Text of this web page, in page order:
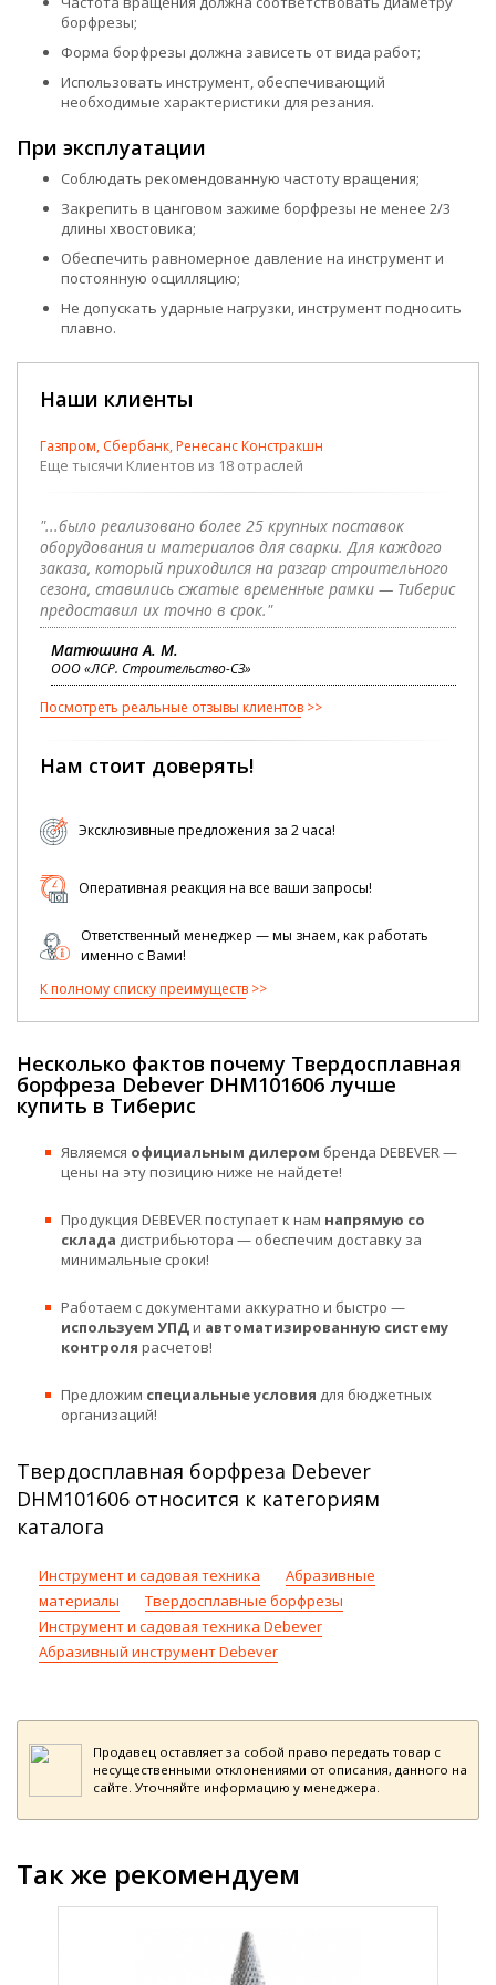
борфрезы;
Форма борфрезы должна зависеть от вида работ;
Использовать инструмент, обеспечивающий
необходимые характеристики для резания.
При эксплуатации
Соблюдать рекомендованную частоту вращения;
Закрепить в цанговом зажиме борфрезы не менее 2/3
длины хвостовика;
Обеспечить равномерное давление на инструмент и
постоянную осцилляцию;
Не допускать ударные нагрузки, инструмент подносить
плавно.
Наши клиенты
Газпром, Сбербанк, Ренесанс Констракшн
Еще тысячи Клиентов из 18 отраслей
"...было реализовано более 25 крупных поставок
оборудования и материалов для сварки. Для каждого
заказа, который приходился на разгар строительного
сезона, ставились сжатые временные рамки — Тиберис
предоставил их точно в срок."
Матюшина А. М.
ООО «ЛСР. Строительство-СЗ»
Посмотреть реальные отзывы клиентов
Нам стоит доверять!
Эксклюзивные предложения за 2 часа!
Оперативная реакция на все ваши запросы!
Ответственный менеджер — мы знаем, как работать
именно с Вами!
К полному списку преимуществ
Несколько фактов почему Твердосплавная
борфреза Debever DHM101606 лучше
купить в Тиберис
Являемся официальным дилером бренда DEBEVER —
цены на эту позицию ниже не найдете!
Продукция DEBEVER поступает к нам напрямую со
склада дистрибьютора — обеспечим доставку за
минимальные сроки!
Работаем с документами аккуратно и быстро —
используем УПДи автоматизированную систему
контроля расчетов!
Предложим специальные условия для бюджетных
организаций!
Твердосплавная борфреза Debever
DHM101606 относится к категориям
каталога
Инструмент и садовая техника
Абразивные
материалы
Твердосплавные борфрезы
Инструмент и садовая техника Debever
Абразивный инструмент Debever
Продавец оставляет за собой право передать товар с
несущественными отклонениями от описания, данного на
сайте. Уточняйте информацию у менеджера.
Так же рекомендуем